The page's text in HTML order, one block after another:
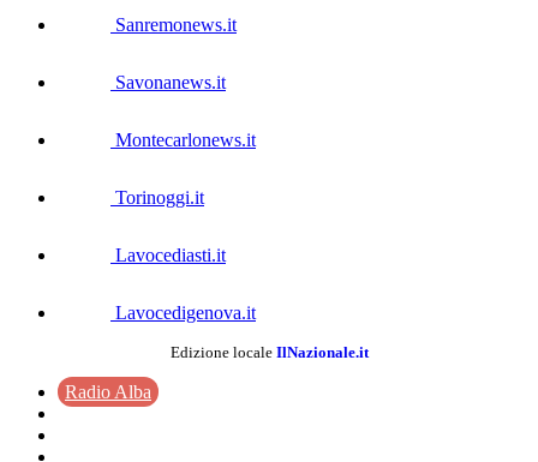
Sanremonews.it
Savonanews.it
Montecarlonews.it
Torinoggi.it
Lavocediasti.it
Lavocedigenova.it
Edizione locale IlNazionale.it
Radio Alba